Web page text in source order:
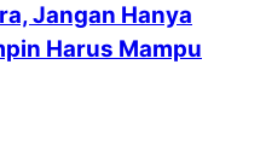
Jangan Hanya
Harus Mampu